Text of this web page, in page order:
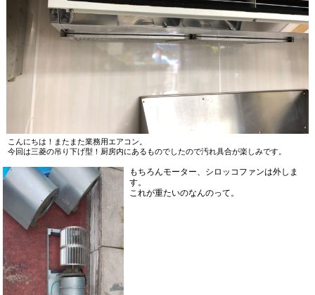
こんにちは！またまた業務用エアコン。
今回は三菱の吊り下げ型！厨房内にあるものでしたので汚れ具合が楽しみです。
もちろんモーター、シロッコファンは外しま
す。
これが重たいのなんのって。